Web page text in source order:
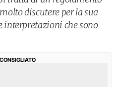
discutere per la sua
interpretazioni che sono